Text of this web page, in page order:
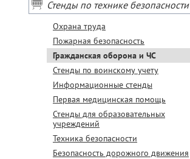
Стенды по технике безопасности
Охрана труда
Пожарная безопасность
Гражданская оборона и ЧС
Стенды по воинскому учету
Информационные стенды
Первая медицинская помощь
Стенды для образовательных
учреждений
Техника безопасности
Безопасность дорожного движения